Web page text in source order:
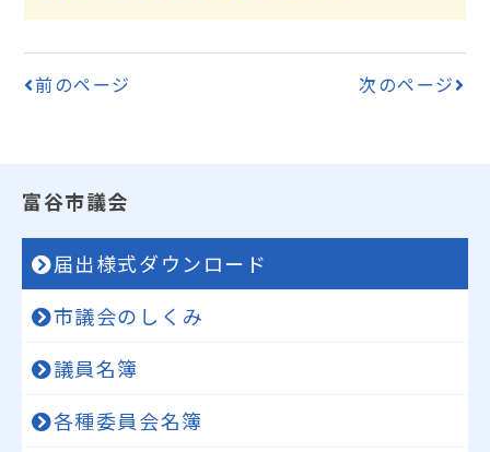
前のページ 次のページ
富谷市議会
届出様式ダウンロード
市議会のしくみ
議員名簿
各種委員会名簿